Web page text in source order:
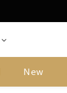
New